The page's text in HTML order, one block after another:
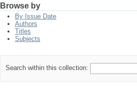
Browse by
By Issue Date
Authors
Titles
Subjects
Search within this collection: